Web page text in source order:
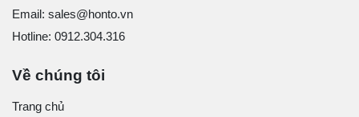
Email: sales@honto.vn
Hotline: 0912.304.316
Về chúng tôi
Trang chủ